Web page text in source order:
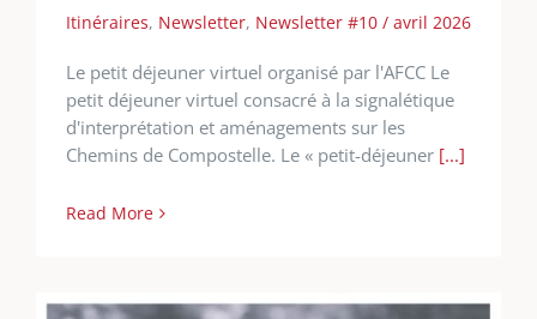
Itinéraires, Newsletter, Newsletter #10 / avril 2026
Le petit déjeuner virtuel organisé par l'AFCC Le
petit déjeuner virtuel consacré à la signalétique
d'interprétation et aménagements sur les
Chemins de Compostelle. Le « petit-déjeuner [...]
Read More